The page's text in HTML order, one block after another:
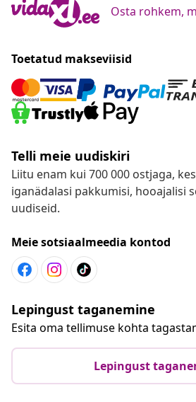
Osta rohkem,
Toetatud makseviisid
Telli meie uudiskiri
Liitu enam kui 700 000 ostjaga,
iganädalasi pakkumisi, hooajalisi
uudiseid.
Meie sotsiaalmeedia kontod
Lepingust taganemine
Esita oma tellimuse kohta
Lepingust